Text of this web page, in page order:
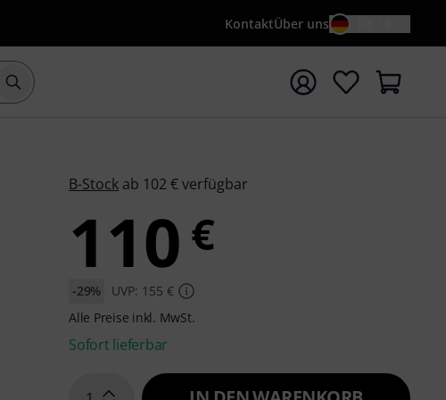
KontaktÜber uns
Suche mit Suchwort {searchTerm} starten
B-Stock ab 102 € verfügbar
110 €
-29%
UVP: 155 €
Alle Preise inkl. MwSt.
Sofort lieferbar